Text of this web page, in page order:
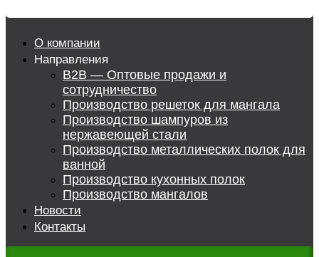
О компании
Направления
B2B — Оптовые продажи и
сотрудничество
Производство решеток для мангала
Производство шампуров из
нержавеющей стали
Производство металлических полок для
ванной
Производство кухонных полок
Производство мангалов
Новости
Контакты